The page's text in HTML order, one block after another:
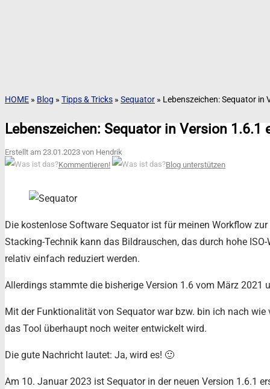
HOME » Blog » Tipps & Tricks » Sequator » Lebenszeichen: Sequator in
Lebenszeichen: Sequator in Version 1.6.1
Erstellt am 23.01.2023 von Hendrik
Kommentieren!
Blog unterstützen
Die kostenlose Software Sequator ist für meinen Workflow
Stacking-Technik kann das Bildrauschen, das durch hohe
relativ einfach reduziert werden.
Allerdings stammte die bisherige Version 1.6 vom März 2021
Mit der Funktionalität von Sequator war bzw. bin ich nach
das Tool überhaupt noch weiter entwickelt wird.
Die gute Nachricht lautet: Ja, wird es! 🙂
Am 10. Januar 2023 ist Sequator in der neuen Version 1.6.1